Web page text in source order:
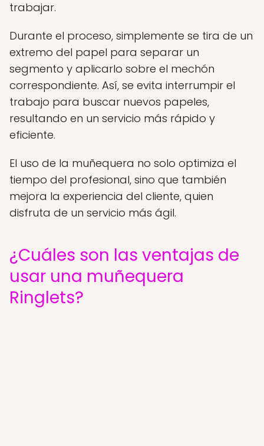
trabajar.
Durante el proceso, simplemente se tira de un
extremo del papel para separar un
segmento y aplicarlo sobre el mechón
correspondiente. Así, se evita interrumpir el
trabajo para buscar nuevos papeles,
resultando en un servicio más rápido y
eficiente.
El uso de la muñequera no solo optimiza el
tiempo del profesional, sino que también
mejora la experiencia del cliente, quien
disfruta de un servicio más ágil.
¿Cuáles son las ventajas de
usar una muñequera
Ringlets?